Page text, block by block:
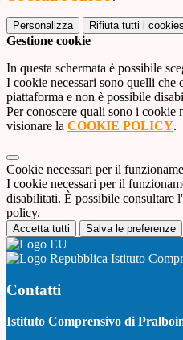
Personalizza Rifiuta tutti i cookies
Gestione cookie
In questa schermata è possibile
I cookie necessari sono quelli che
piattaforma e non è possibile
Per conoscere quali sono i cookie
visionare la COOKIE POLICY.
Cookie necessari per il
I cookie necessari per il
disabilitati. È possibile consultare
policy.
Accetta tutti Salva le preferenze
Istituto
Contatti
Istituto Comprensivo di